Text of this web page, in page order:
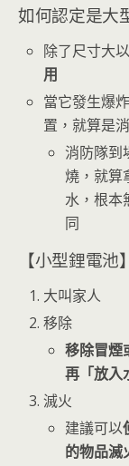
如何認定是大
除了尺寸大
用
當它發生爆
置，就算是
消防隊到
燒，就算
水，根本
同
【小型鋰電
大叫家人
移除
移除冒煙
再「放入
滅火
建議可以
的物品滅